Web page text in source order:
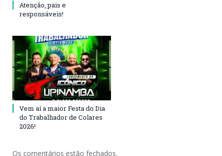
Atenção, pais e
responsáveis!
Vem aí a maior Festa do Dia
do Trabalhador de Colares
2026!
Os comentários estão fechados.